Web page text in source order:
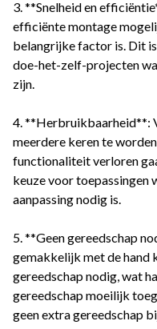
3. **Snelheid en
efficiënte montage
belangrijke factor is. Dit
doe-het-zelf-projecten
zijn.
4. **Herbruikbaarheid**:
meerdere keren te
functionaliteit verloren
keuze voor toepassingen
aanpassing nodig is.
5. **Geen gereedschap
gemakkelijk met de hand
gereedschap nodig, wat
gereedschap moeilijk
geen extra gereedschap